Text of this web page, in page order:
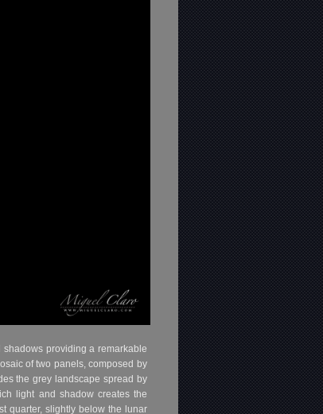
providing a remarkable
of two panels, composed by
the grey landscape spread by
light and shadow creates the
quarter, slightly below the lunar